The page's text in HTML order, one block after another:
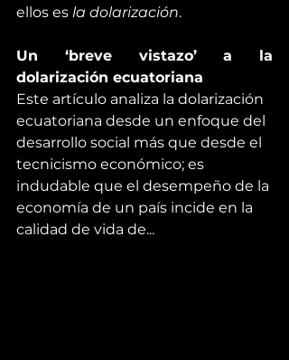
ellos es la dolarización.
Un ‘breve vistazo’ a la
dolarización ecuatoriana
Este artículo analiza la dolarización
ecuatoriana desde un enfoque del
desarrollo social más que desde el
tecnicismo económico; es
indudable que el desempeño de la
economía de un país incide en la
calidad de vida de...